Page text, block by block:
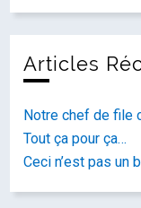
Articles
Notre chef de file
Tout ça pour ça…
Ceci n’est pas un